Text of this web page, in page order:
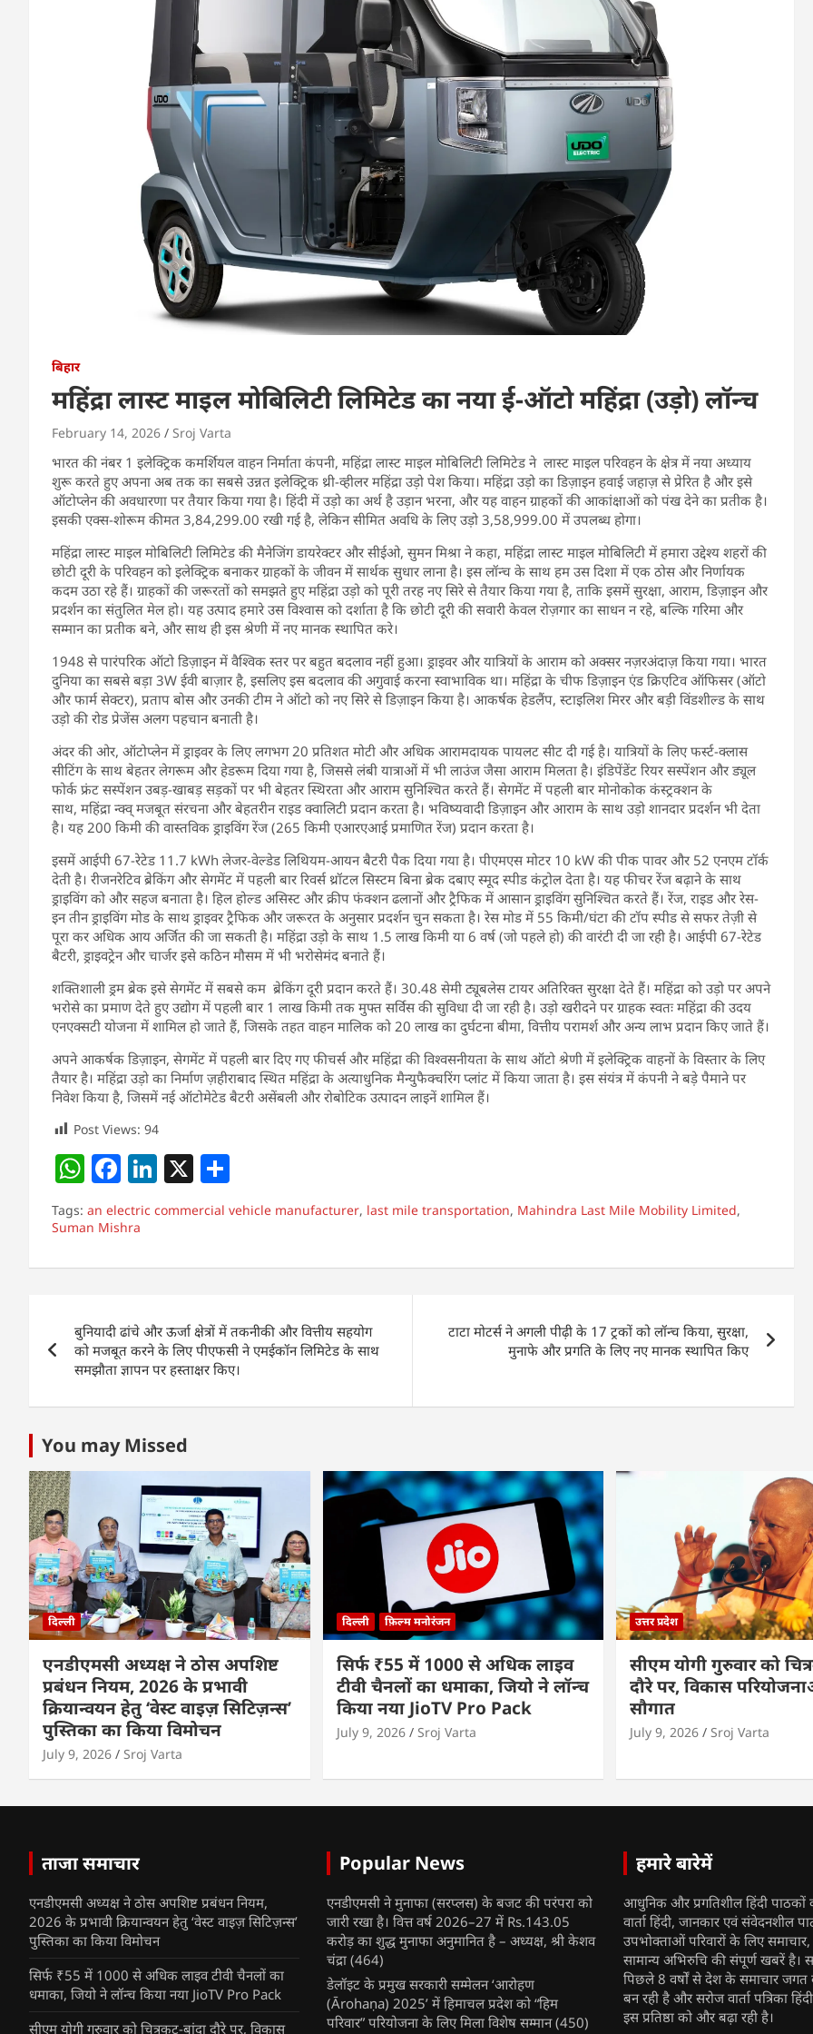
बिहार
महिंद्रा लास्ट माइल मोबिलिटी लिमिटेड का नया ई-ऑटो महिंद्रा (उड़ो) लॉन्च
February 14, 2026 Sroj Varta
भारत की नंबर 1 इलेक्ट्रिक कमर्शियल वाहन निर्माता कंपनी, महिंद्रा लास्ट माइल मोबिलिटी लिमिटेड ने लास्ट माइल परिवहन के क्षेत्र में नया अध्याय
शुरू करते हुए अपना अब तक का सबसे उन्नत इलेक्ट्रिक थ्री-व्हीलर महिंद्रा उड़ो पेश किया। महिंद्रा उड़ो का डिज़ाइन हवाई जहाज़ से प्रेरित है और इसे
ऑटोप्लेन की अवधारणा पर तैयार किया गया है। हिंदी में उड़ो का अर्थ है उड़ान भरना, और यह वाहन ग्राहकों की आकांक्षाओं को पंख देने का प्रतीक है।
इसकी एक्स-शोरूम कीमत 3,84,299.00 रखी गई है, लेकिन सीमित अवधि के लिए उड़ो 3,58,999.00 में उपलब्ध होगा।
महिंद्रा लास्ट माइल मोबिलिटी लिमिटेड की मैनेजिंग डायरेक्टर और सीईओ, सुमन मिश्रा ने कहा, महिंद्रा लास्ट माइल मोबिलिटी में हमारा उद्देश्य शहरों की
छोटी दूरी के परिवहन को इलेक्ट्रिक बनाकर ग्राहकों के जीवन में सार्थक सुधार लाना है। इस लॉन्च के साथ हम उस दिशा में एक ठोस और निर्णायक
कदम उठा रहे हैं। ग्राहकों की जरूरतों को समझते हुए महिंद्रा उड़ो को पूरी तरह नए सिरे से तैयार किया गया है, ताकि इसमें सुरक्षा, आराम, डिज़ाइन और
प्रदर्शन का संतुलित मेल हो। यह उत्पाद हमारे उस विश्वास को दर्शाता है कि छोटी दूरी की सवारी केवल रोज़गार का साधन न रहे, बल्कि गरिमा और
सम्मान का प्रतीक बने, और साथ ही इस श्रेणी में नए मानक स्थापित करे।
1948 से पारंपरिक ऑटो डिज़ाइन में वैश्विक स्तर पर बहुत बदलाव नहीं हुआ। ड्राइवर और यात्रियों के आराम को अक्सर नज़रअंदाज़ किया गया। भारत
दुनिया का सबसे बड़ा 3W ईवी बाज़ार है, इसलिए इस बदलाव की अगुवाई करना स्वाभाविक था। महिंद्रा के चीफ डिज़ाइन एंड क्रिएटिव ऑफिसर (ऑटो
और फार्म सेक्टर), प्रताप बोस और उनकी टीम ने ऑटो को नए सिरे से डिज़ाइन किया है। आकर्षक हेडलैंप, स्टाइलिश मिरर और बड़ी विंडशील्ड के साथ
उड़ो की रोड प्रेजेंस अलग पहचान बनाती है।
अंदर की ओर, ऑटोप्लेन में ड्राइवर के लिए लगभग 20 प्रतिशत मोटी और अधिक आरामदायक पायलट सीट दी गई है। यात्रियों के लिए फर्स्ट-क्लास
सीटिंग के साथ बेहतर लेगरूम और हेडरूम दिया गया है, जिससे लंबी यात्राओं में भी लाउंज जैसा आराम मिलता है। इंडिपेंडेंट रियर सस्पेंशन और ड्यूल
फोर्क फ्रंट सस्पेंशन उबड़-खाबड़ सड़कों पर भी बेहतर स्थिरता और आराम सुनिश्चित करते हैं। सेगमेंट में पहली बार मोनोकोक कंस्ट्रक्शन के
साथ, महिंद्रा न्क्व् मजबूत संरचना और बेहतरीन राइड क्वालिटी प्रदान करता है। भविष्यवादी डिज़ाइन और आराम के साथ उड़ो शानदार प्रदर्शन भी देता
है। यह 200 किमी की वास्तविक ड्राइविंग रेंज (265 किमी एआरएआई प्रमाणित रेंज) प्रदान करता है।
इसमें आईपी 67-रेटेड 11.7 kWh लेजर-वेल्डेड लिथियम-आयन बैटरी पैक दिया गया है। पीएमएस मोटर 10 kW की पीक पावर और 52 एनएम टॉर्क
देती है। रीजनरेटिव ब्रेकिंग और सेगमेंट में पहली बार रिवर्स थ्रॉटल सिस्टम बिना ब्रेक दबाए स्मूद स्पीड कंट्रोल देता है। यह फीचर रेंज बढ़ाने के साथ
ड्राइविंग को और सहज बनाता है। हिल होल्ड असिस्ट और क्रीप फंक्शन ढलानों और ट्रैफिक में आसान ड्राइविंग सुनिश्चित करते हैं। रेंज, राइड और रेस-
इन तीन ड्राइविंग मोड के साथ ड्राइवर ट्रैफिक और जरूरत के अनुसार प्रदर्शन चुन सकता है। रेस मोड में 55 किमी/घंटा की टॉप स्पीड से सफर तेज़ी से
पूरा कर अधिक आय अर्जित की जा सकती है। महिंद्रा उड़ो के साथ 1.5 लाख किमी या 6 वर्ष (जो पहले हो) की वारंटी दी जा रही है। आईपी 67-रेटेड
बैटरी, ड्राइवट्रेन और चार्जर इसे कठिन मौसम में भी भरोसेमंद बनाते हैं।
शक्तिशाली ड्रम ब्रेक इसे सेगमेंट में सबसे कम ब्रेकिंग दूरी प्रदान करते हैं। 30.48 सेमी ट्यूबलेस टायर अतिरिक्त सुरक्षा देते हैं। महिंद्रा को उड़ो पर अपने
भरोसे का प्रमाण देते हुए उद्योग में पहली बार 1 लाख किमी तक मुफ्त सर्विस की सुविधा दी जा रही है। उड़ो खरीदने पर ग्राहक स्वतः महिंद्रा की उदय
एनएक्सटी योजना में शामिल हो जाते हैं, जिसके तहत वाहन मालिक को 20 लाख का दुर्घटना बीमा, वित्तीय परामर्श और अन्य लाभ प्रदान किए जाते हैं।
अपने आकर्षक डिज़ाइन, सेगमेंट में पहली बार दिए गए फीचर्स और महिंद्रा की विश्वसनीयता के साथ ऑटो श्रेणी में इलेक्ट्रिक वाहनों के विस्तार के लिए
तैयार है। महिंद्रा उड़ो का निर्माण ज़हीराबाद स्थित महिंद्रा के अत्याधुनिक मैन्युफैक्चरिंग प्लांट में किया जाता है। इस संयंत्र में कंपनी ने बड़े पैमाने पर
निवेश किया है, जिसमें नई ऑटोमेटेड बैटरी असेंबली और रोबोटिक उत्पादन लाइनें शामिल हैं।
Post Views: 94
W
h
at
p
p
F
a
c
o
o
k
Li
n
k
X
h
ar
Tags: an electric commercial vehicle manufacturer, last mile transportation, Mahindra Last Mile Mobility Limited,
Suman Mishra
navigation
बुनियादी ढांचे और ऊर्जा क्षेत्रों में तकनीकी और वित्तीय सहयोग
को मजबूत करने के लिए पीएफसी ने एमईकॉन लिमिटेड के साथ
समझौता ज्ञापन पर हस्ताक्षर किए।
टाटा मोटर्स ने अगली पीढ़ी के 17 ट्रकों को लॉन्च किया, सुरक्षा,
मुनाफे और प्रगति के लिए नए मानक स्थापित किए
You may Missed
दिल्ली
एनडीएमसी अध्यक्ष ने ठोस अपशिष्ट
प्रबंधन नियम, 2026 के प्रभावी
क्रियान्वयन हेतु ‘वेस्ट वाइज़ सिटिज़न्स’
पुस्तिका का किया विमोचन
July 9, 2026 Sroj Varta
दिल्ली फ़िल्म मनोरंजन
सिर्फ ₹55 में 1000 से अधिक लाइव
टीवी चैनलों का धमाका, जियो ने लॉन्च
किया नया JioTV Pro Pack
July 9, 2026 Sroj Varta
उत्तर प्रदेश
सीएम योगी गुरुवार को
दौरे पर, विकास
सौगात
July 9, 2026 Sroj Varta
ताजा समाचार
एनडीएमसी अध्यक्ष ने ठोस अपशिष्ट प्रबंधन नियम,
2026 के प्रभावी क्रियान्वयन हेतु ‘वेस्ट वाइज़ सिटिज़न्स’
पुस्तिका का किया विमोचन
सिर्फ ₹55 में 1000 से अधिक लाइव टीवी चैनलों का
धमाका, जियो ने लॉन्च किया नया JioTV Pro Pack
सीएम योगी गुरुवार को चित्रकूट-बांदा दौरे पर, विकास
Popular News
एनडीएमसी ने मुनाफा (सरप्लस) के बजट की परंपरा को
जारी रखा है। वित्त वर्ष 2026–27 में Rs.143.05
करोड़ का शुद्ध मुनाफा अनुमानित है – अध्यक्ष, श्री केशव
चंद्रा (464)
डेलॉइट के प्रमुख सरकारी सम्मेलन ‘आरोहण
(Ārohaṇa) 2025’ में हिमाचल प्रदेश को “हिम
परिवार” परियोजना के लिए मिला विशेष सम्मान (450)
हमारे बारेमें
आधुनिक और प्रगतिशील हिंदी पाठकों
वार्ता हिंदी, जानकार एवं संवेदनशील
उपभोक्ताओं परिवारों के लिए
सामान्य अभिरुचि की संपूर्ण खबरें है।
पिछले 8 वर्षों से देश के समाचार जगत
बन रही है और सरोज वार्ता पत्रिका
इस प्रतिष्ठा को और बढ़ा रही है।